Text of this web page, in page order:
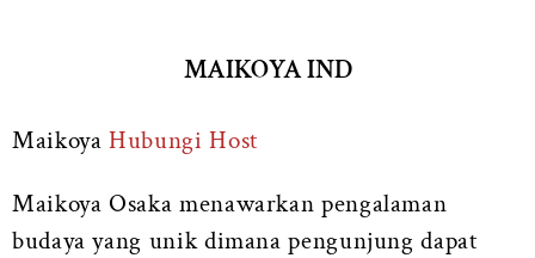
MAIKOYA IND
MaikoyaHubungi Host
Maikoya Osaka menawarkan pengalaman
budaya yang unik dimana pengunjung dapat